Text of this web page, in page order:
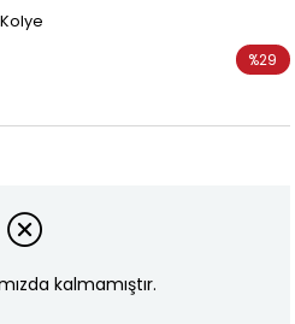
%29
kalmamıştır.